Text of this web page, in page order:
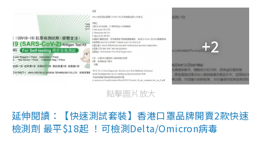
+2
點擊圖片放大
延伸閱讀：【快速測試套裝】香港口罩品牌開賣2款快速
檢測劑 最平$18起 ！可檢測Delta/Omicron病毒